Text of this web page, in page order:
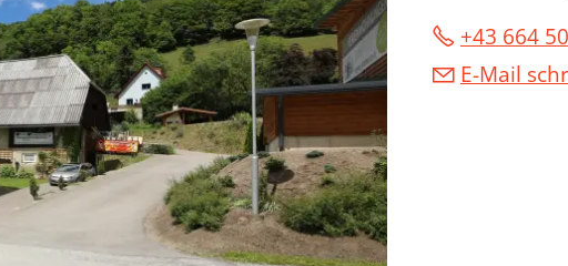
+43 664
E-Mail